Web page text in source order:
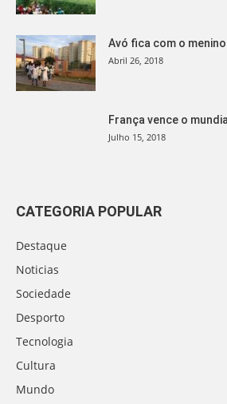
Avó fica com o
Abril 26, 2018
França vence o
Julho 15, 2018
CATEGORIA POPULAR
Destaque
Noticias
Sociedade
Desporto
Tecnologia
Cultura
Mundo